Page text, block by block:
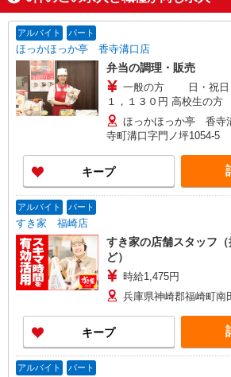
アルバイト パート
ほっかほっか亭 香寺溝口店
弁当の調理・販売
一般の方 日・祝日
１，１３０円 高校生の方
円 平日１，１２０円
ほっかほっか亭 香寺
寺町溝口字門ノ坪1054-5
キープ
アルバイト パート
すき家 福崎店
すき家の店舗スタッフ
ど）
時給1,475円
兵庫県神崎郡福崎町南
キープ
アルバイト パート